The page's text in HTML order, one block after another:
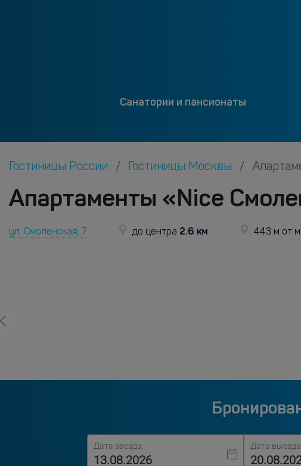
Санатории и пансионаты
Гостиницы России Гостиницы Москвы
Апартаменты «Nice
ул. Смоленская, 7 до центра 2.6 км 443 м от
Дата заезда: Дата